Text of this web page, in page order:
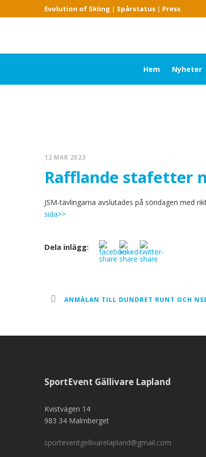
Evolution of Skiing | Spårstatus | Press
Hem Nyheter
12 MAR 2023
Rafflande stafetter
JSM-tävlingarna avslutades på söndagen med
sida>>
Dela inlägg:
ANMÄLAN TILL DUNDRET RUNT OCH
SportEvent Gällivare Lapland
Kvistvägen 14
983 34 Malmberget
sporteventgellivarelapland@gmail.com